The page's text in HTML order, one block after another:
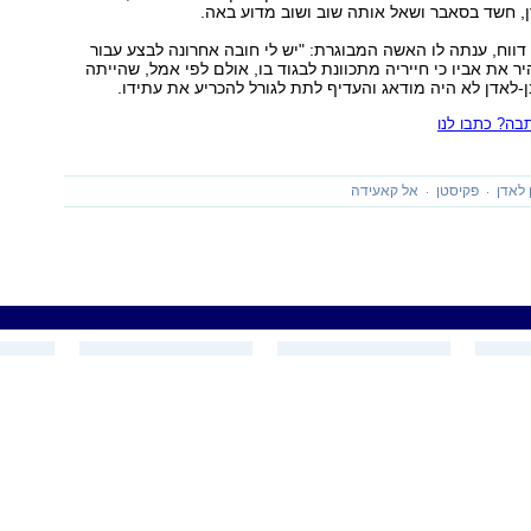
חשד בסאבר ושאל אותה שוב ושוב מדוע באה.
ענתה לו האשה המבוגרת: "יש לי חובה אחרונה לבצע עבור
את אביו כי חייריה מתכוונת לבגוד בו, אולם לפי אמל, שהייתה
לא היה מודאג והעדיף לתת לגורל להכריע את עתידו.
כתבו לנו
לאדן פקיסטן אל קאעידה